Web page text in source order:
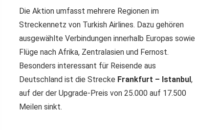
Die Aktion umfasst mehrere Regionen im
Streckennetz von Turkish Airlines. Dazu gehören
ausgewählte Verbindungen innerhalb Europas sowie
Flüge nach Afrika, Zentralasien und Fernost.
Besonders interessant für Reisende aus
Deutschland ist die Strecke Frankfurt – Istanbul,
auf der der Upgrade-Preis von 25.000 auf 17.500
Meilen sinkt.